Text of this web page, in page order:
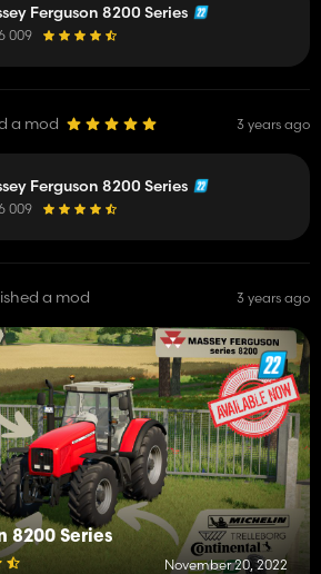
Ferguson 8200 Series
009
a mod 3 years ago
Ferguson 8200 Series
009
a mod 3 years ago
8200 Series
November 20, 2022